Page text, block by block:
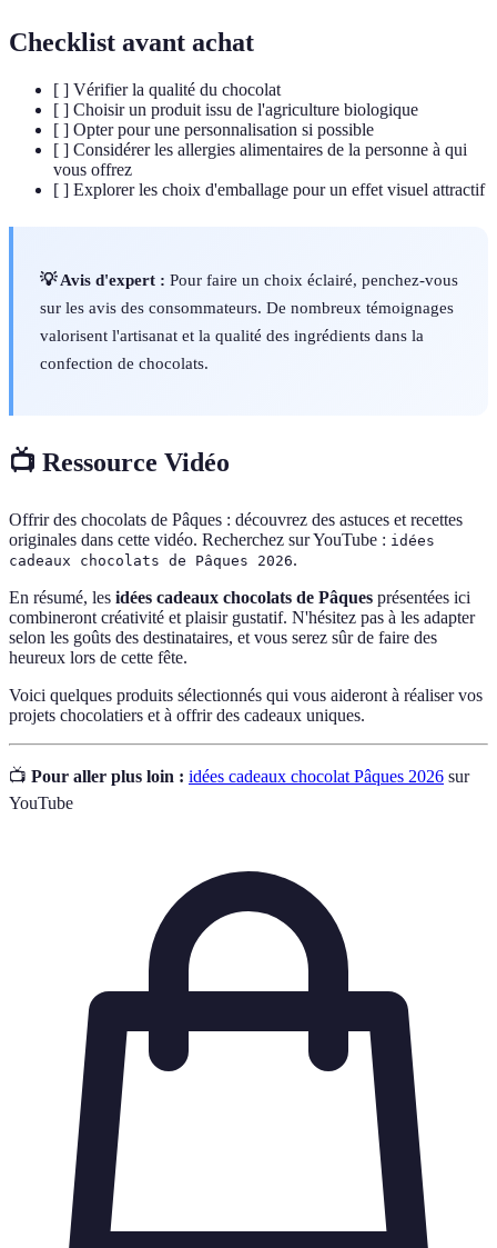
Checklist avant achat
[ ] Vérifier la qualité du chocolat
[ ] Choisir un produit issu de l'agriculture biologique
[ ] Opter pour une personnalisation si possible
[ ] Considérer les allergies alimentaires de la personne à qui
vous offrez
[ ] Explorer les choix d'emballage pour un effet visuel attractif
💡 Avis d'expert : Pour faire un choix éclairé, penchez-vous
sur les avis des consommateurs. De nombreux témoignages
valorisent l'artisanat et la qualité des ingrédients dans la
confection de chocolats.
📺 Ressource Vidéo
Offrir des chocolats de Pâques : découvrez des astuces et recettes
originales dans cette vidéo. Recherchez sur YouTube : idées
cadeaux chocolats de Pâques 2026.
En résumé, les idées cadeaux chocolats de Pâques présentées ici
combineront créativité et plaisir gustatif. N'hésitez pas à les adapter
selon les goûts des destinataires, et vous serez sûr de faire des
heureux lors de cette fête.
Voici quelques produits sélectionnés qui vous aideront à réaliser vos
projets chocolatiers et à offrir des cadeaux uniques.
📺 Pour aller plus loin : idées cadeaux chocolat Pâques 2026 sur
YouTube